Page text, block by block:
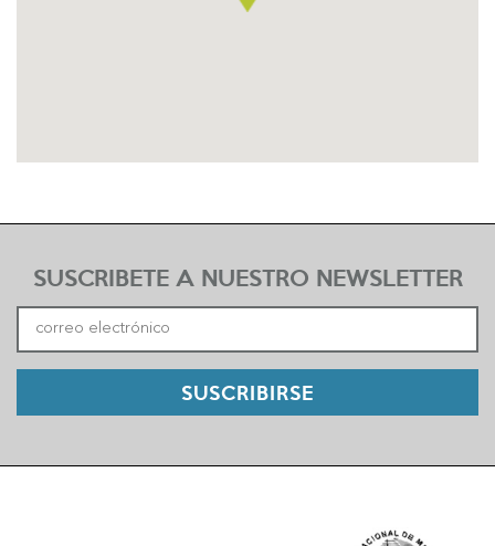
SUSCRIBETE A NUESTRO NEWSLETTER
SUSCRIBIRSE